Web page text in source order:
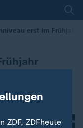
erst im Frühjahr
ZDF, ZDFheute